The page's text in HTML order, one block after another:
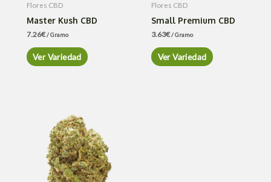
Flores CBD
Master Kush CBD
7.26€/ Gramo
Ver Variedad
Flores CBD
Small Premium CBD
3.63€/ Gramo
Ver Variedad